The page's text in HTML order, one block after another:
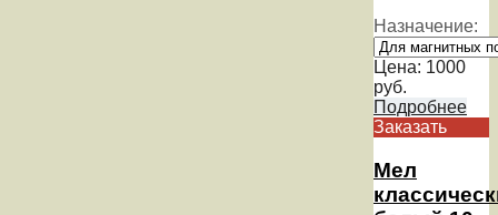
Назначение:
Цена: 1000
руб.
Подробнее
Заказать
Мел